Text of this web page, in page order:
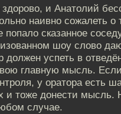
и Анатолий
наивно сожалеть о
сказанное
шоу слово
должен успеть в
главную мысль.
у оратора есть
и тоже донести мысль.
случае.